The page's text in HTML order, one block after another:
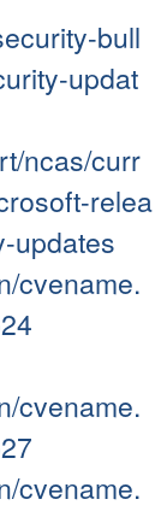
bull
updat
ncas/curr
relea
updates
cvename.
cvename.
cvename.